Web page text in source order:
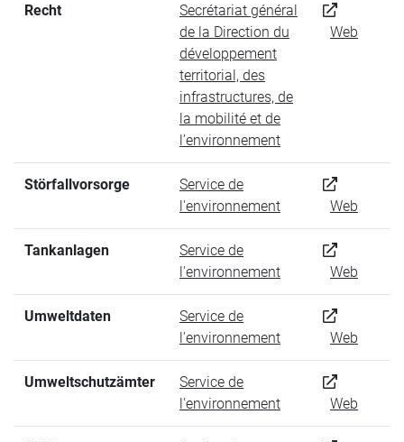
Recht
Secrétariat général
de la Direction du
développement
territorial, des
infrastructures, de
la mobilité et de
l’environnement
Web
Störfallvorsorge
Service de
l'environnement
Web
Tankanlagen
Service de
l'environnement
Web
Umweltdaten
Service de
l'environnement
Web
Umweltschutzämter
Service de
l'environnement
Web